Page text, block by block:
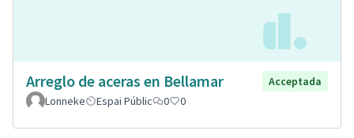
Arreglo de aceras en Bellamar
Acceptada
Lonneke
Espai Públic 0 0